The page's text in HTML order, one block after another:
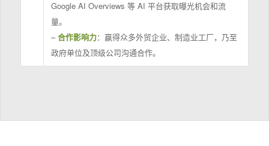
Google AI Overviews 等 AI 平台获取曝光机会和流
量。
–合作影响力：赢得众多外贸企业、制造业工厂，乃至
政府单位及顶级公司沟通合作。